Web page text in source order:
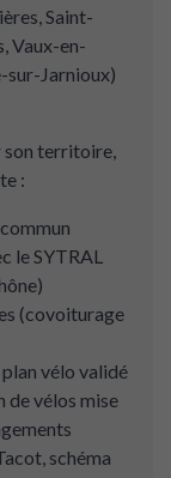
Saint-
Vaux-en-
sur-Jarnioux)
son territoire,
:
le SYTRAL
(covoiturage
vélo validé
de vélos mise
schéma